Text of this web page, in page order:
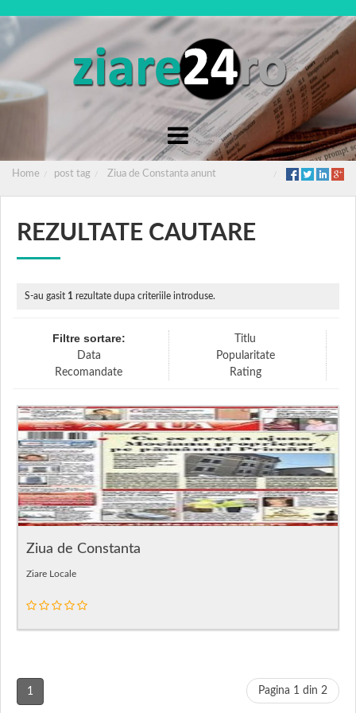
Home post tag Ziua de Constanta anunt
REZULTATE CAUTARE
S-au gasit 1 rezultate dupa criteriile introduse.
Filtre sortare:
Titlu
Data
Popularitate
Recomandate
Rating
Ziua de Constanta
Ziare Locale
1 Pagina 1 din 2